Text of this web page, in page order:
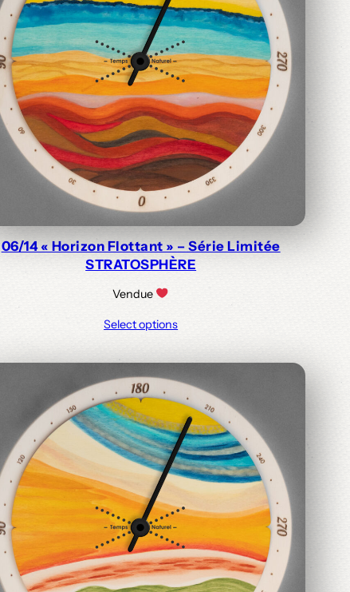
06/14 « Horizon Flottant » – Série Limitée
STRATOSPHÈRE
Vendue
Select options